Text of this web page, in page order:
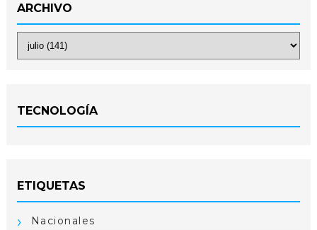
ARCHIVO
TECNOLOGÍA
ETIQUETAS
Nacionales